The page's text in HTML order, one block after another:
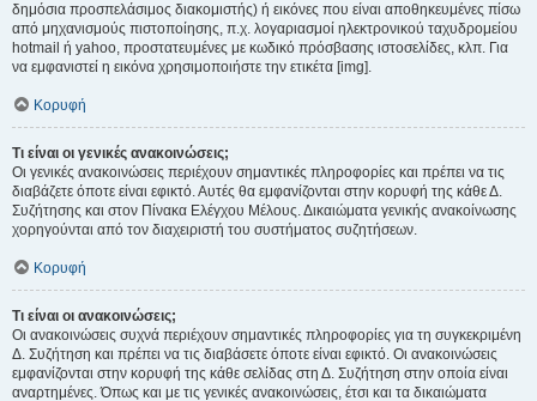
δημόσια προσπελάσιμος διακομιστής) ή εικόνες που είναι αποθηκευμένες πίσω
από μηχανισμούς πιστοποίησης, π.χ. λογαριασμοί ηλεκτρονικού ταχυδρομείου
hotmail ή yahoo, προστατευμένες με κωδικό πρόσβασης ιστοσελίδες, κλπ. Για
να εμφανιστεί η εικόνα χρησιμοποιήστε την ετικέτα [img].
Κορυφή
Τι είναι οι γενικές ανακοινώσεις;
Οι γενικές ανακοινώσεις περιέχουν σημαντικές πληροφορίες και πρέπει να τις
διαβάζετε όποτε είναι εφικτό. Αυτές θα εμφανίζονται στην κορυφή της κάθε Δ.
Συζήτησης και στον Πίνακα Ελέγχου Μέλους. Δικαιώματα γενικής ανακοίνωσης
χορηγούνται από τον διαχειριστή του συστήματος συζητήσεων.
Κορυφή
Τι είναι οι ανακοινώσεις;
Οι ανακοινώσεις συχνά περιέχουν σημαντικές πληροφορίες για τη συγκεκριμένη
Δ. Συζήτηση και πρέπει να τις διαβάσετε όποτε είναι εφικτό. Οι ανακοινώσεις
εμφανίζονται στην κορυφή της κάθε σελίδας στη Δ. Συζήτηση στην οποία είναι
αναρτημένες. Όπως και με τις γενικές ανακοινώσεις, έτσι και τα δικαιώματα